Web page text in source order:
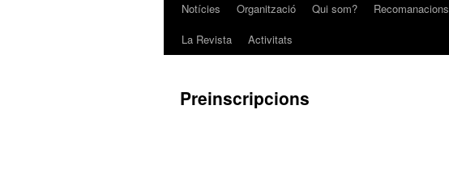
VésNotícies Organització Qui som? Recomanacions
La Revista
Activitats
Preinscripcions